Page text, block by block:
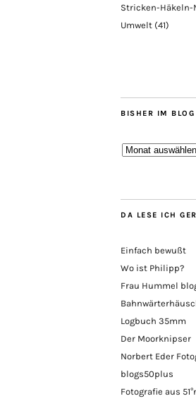
Stricken-Häkeln-
Umwelt (41)
BISHER IM BLOG
Bisher
DA LESE ICH
Einfach bewußt
Wo ist Philipp?
Frau Hummel
Logbuch 35mm
Der Moorknipser
Norbert Eder
blogs50plus
Fotografie aus